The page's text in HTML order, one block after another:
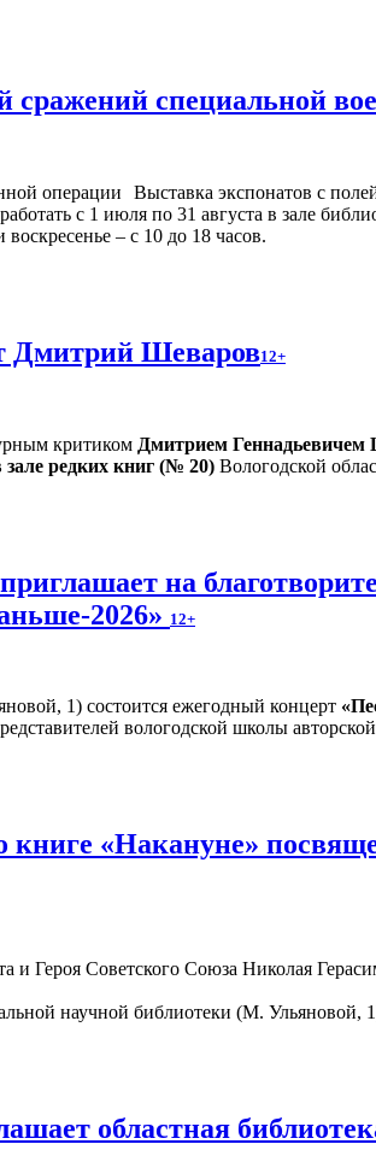
сражений специальной
Выставка экспонатов с
с 1 июля по 31 августа в зале
– с 10 до 18 часов.
Дмитрий Шеваров12+
критиком Дмитрием
редких книг (№ 20) Вологодской
на
2026» 12+
1) состоится ежегодный концерт
вологодской школы
«Накануне»
Героя Советского Союза Николая
научной библиотеки (М. Ульяновой,
областная